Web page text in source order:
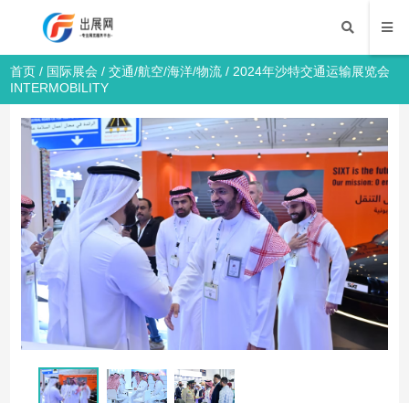
首页 / 国际展会 /交通/航空/海洋/物流 / 2024年沙特交通运输展览会
INTERMOBILITY